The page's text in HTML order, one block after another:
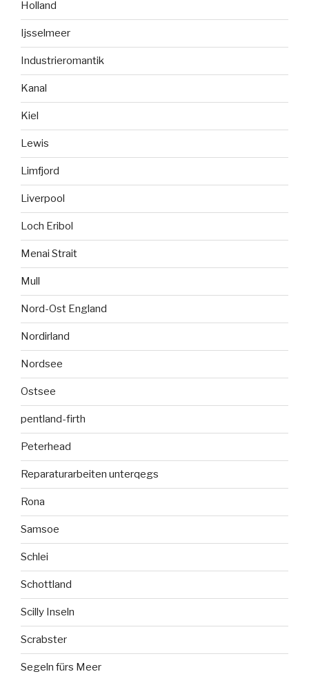
Holland
Ijsselmeer
Industrieromantik
Kanal
Kiel
Lewis
Limfjord
Liverpool
Loch Eribol
Menai Strait
Mull
Nord-Ost England
Nordirland
Nordsee
Ostsee
pentland-firth
Peterhead
Reparaturarbeiten unterqegs
Rona
Samsoe
Schlei
Schottland
Scilly Inseln
Scrabster
Segeln fürs Meer